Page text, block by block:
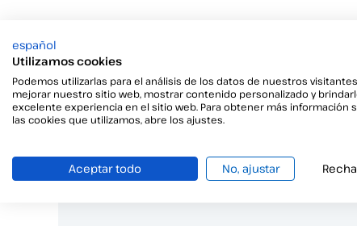
¿Tienes
español
Utilizamos cookies
Podemos utilizarlas para el análisis de los datos de nuestros
mejorar nuestro sitio web, mostrar contenido personalizado y
excelente experiencia en el sitio web. Para obtener más información
las cookies que utilizamos, abre los ajustes.
Aceptar todo No, ajustar